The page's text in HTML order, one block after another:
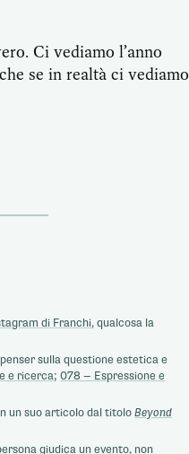
Ci vediamo l’anno
se in realtà ci vediamo
di Franchi, qualcosa la
sulla questione estetica e
e ricerca;078 — Espressione e
un suo articolo dal titoloBeyond
giudica un evento, non